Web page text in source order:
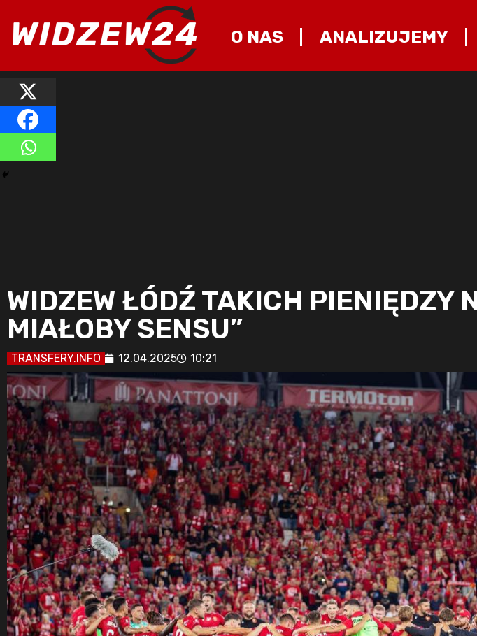
O NAS ANALIZUJEMY
WIDZEW ŁÓDŹ TAKICH PIENIĘDZY
MIAŁOBY SENSU”
TRANSFERY.INFO 12.04.2025 10:21